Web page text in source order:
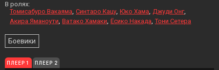
В ролях:
Томисабуро Вакаяма Синтаро Кацу Юко Хама Джуди Онг
Акира Яманоути Ватако Хамаки Ёсико Накада Тони Сетера
Боевики
ПЛЕЕР 1 ПЛЕЕР 2